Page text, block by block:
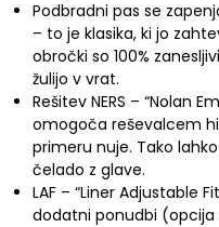
Podbradni pas se
– to je klasika, ki jo
obročki so 100%
žulijo v vrat.
Rešitev NERS – “Nolan
omogoča reševalcem
primeru nuje. Tako
čelado z glave.
LAF – “Liner Adjustable
dodatni ponudbi (opcija